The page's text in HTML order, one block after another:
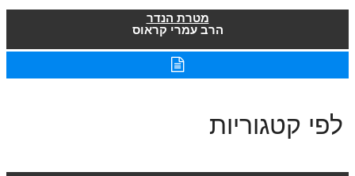
מטרת הנדר
הרב עמרי קראוס
לפי קטגוריות